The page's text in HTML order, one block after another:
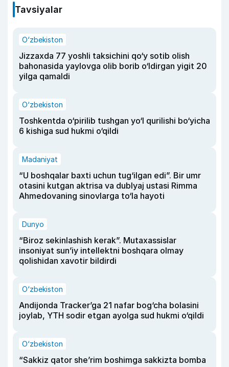
Tavsiyalar
O‘zbekiston
Jizzaxda 77 yoshli taksichini qo‘y sotib olish
bahonasida yaylovga olib borib o‘ldirgan yigit 20
yilga qamaldi
O‘zbekiston
Toshkentda o‘pirilib tushgan yo‘l qurilishi bo‘yicha
6 kishiga sud hukmi o‘qildi
Madaniyat
“U boshqalar baxti uchun tug‘ilgan edi”. Bir umr
otasini kutgan aktrisa va dublyaj ustasi Rimma
Ahmedovaning sinovlarga to‘la hayoti
Dunyo
“Biroz sekinlashish kerak”. Mutaxassislar
insoniyat sun’iy intellektni boshqara olmay
qolishidan xavotir bildirdi
O‘zbekiston
Andijonda Tracker’ga 21 nafar bog‘cha bolasini
joylab, YTH sodir etgan ayolga sud hukmi o‘qildi
O‘zbekiston
“Sakkiz qator she’rim boshimga sakkizta bomba